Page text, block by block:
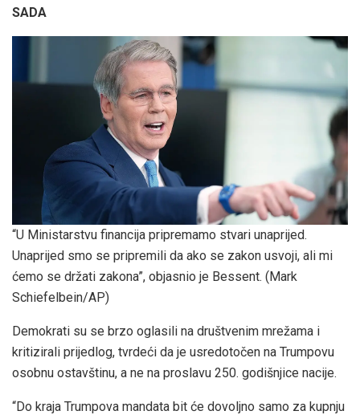
SADA
“U Ministarstvu financija pripremamo stvari unaprijed.
Unaprijed smo se pripremili da ako se zakon usvoji, ali mi
ćemo se držati zakona”, objasnio je Bessent. (Mark
Schiefelbein/AP)
Demokrati su se brzo oglasili na društvenim mrežama i
kritizirali prijedlog, tvrdeći da je usredotočen na Trumpovu
osobnu ostavštinu, a ne na proslavu 250. godišnjice nacije.
“Do kraja Trumpova mandata bit će dovoljno samo za kupnju